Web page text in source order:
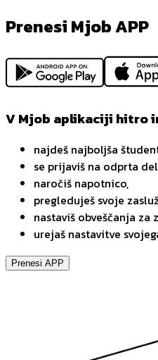
Prenesi Mjob APP
V Mjob aplikaciji hitro
najdeš najboljša
se prijaviš na odprta
naročiš napotnico,
pregleduješ svoje
nastaviš obveščanja za
urejaš nastavitve
Prenesi APP